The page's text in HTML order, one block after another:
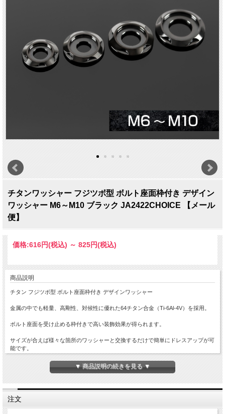
チタンワッシャー フジツボ型 ボルト座面枠付き デザイン
ワッシャー M6～M10 ブラック JA2422CHOICE 【メール
便】
価格:616円(税込) ～ 825円(税込)
商品説明
チタン フジツボ型 ボルト座面枠付き デザインワッシャー
金属の中でも軽量、高剛性、対候性に優れた64チタン合金（Ti-6Al-4V）を採用。
ボルト座面を受け止める枠付きで高い装飾効果が得られます。
サイズが合えば様々な箇所のワッシャーと交換するだけで簡単にドレスアップが可
能です。
全4色のカラーバリエーションからお好きなカラーをお選びいただけます。
▼ 商品説明の続きを見る ▼
注文